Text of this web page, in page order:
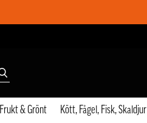
Frukt & Grönt Kött, Fågel, Fisk, Skaldjur